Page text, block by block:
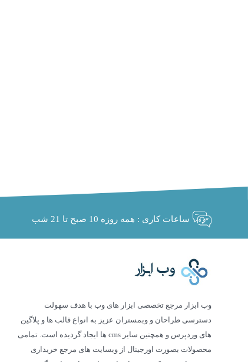
ساعات کاری : همه روزه 10 صبح تا 21 شب
وب ابزار مرجع تخصصی ابزار های وب با هدف سهولت
دسترسی طراحان و وبمستران عزیز به انواع قالب ها و پلاگین
های وردپرس و همچنین سایر cms ها ایجاد گردیده است. تمامی
محصولات بصورت اورجینال از وبسایت های مرجع خریداری